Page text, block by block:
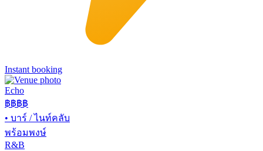
Instant booking
Echo
฿฿฿฿
• บาร์ / ไนท์คลับ
พร้อมพงษ์
R&B